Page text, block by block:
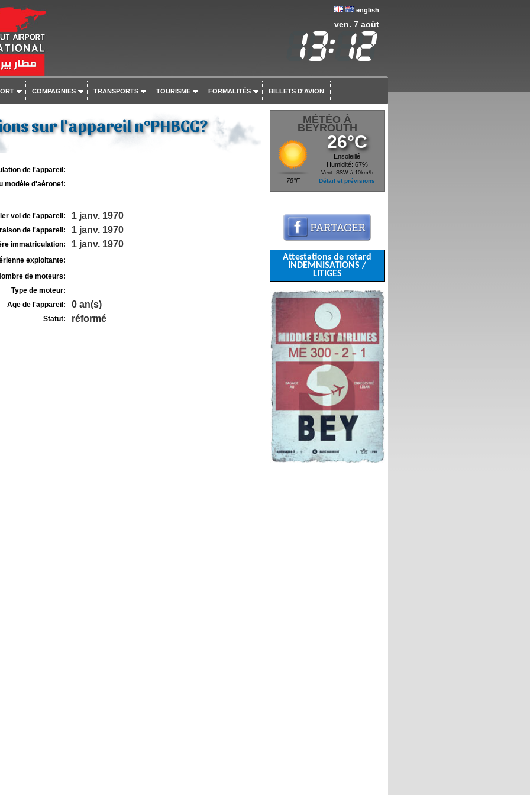
english
ven. 7 août
COMPAGNIES TRANSPORTS TOURISME FORMALITÉS BILLETS D'AVION
sur l'appareil n°PHBGG?
de l'appareil:
modèle d'aéronef:
vol de l'appareil: 1 janv. 1970
de l'appareil: 1 janv. 1970
immatriculation: 1 janv. 1970
exploitante:
de moteurs:
Type de moteur:
Age de l'appareil:
0 an(s)
Statut: réformé
MÉTÉO À
BEYROUTH
78°F
26°C
Ensoleillé
Humidité: 67%
Vent: SSW à 10km/h
Détail et prévisions
Attestations de retard
INDEMNISATIONS /
LITIGES